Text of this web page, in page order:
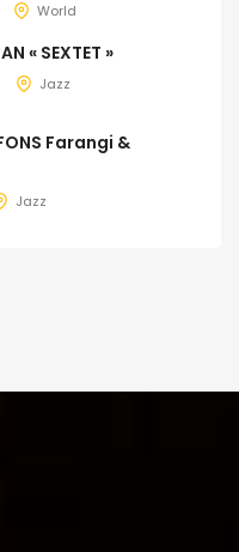
World
« SEXTET »
Jazz
Farangi &
Jazz